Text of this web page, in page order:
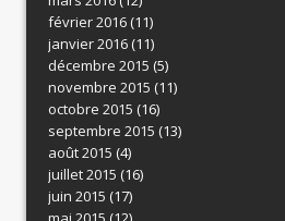
février 2016(11)
janvier 2016(11)
décembre 2015 (5)
novembre 2015 (11)
octobre 2015 (16)
septembre 2015 (13)
août 2015 (4)
juillet 2015 (16)
juin 2015 (17)